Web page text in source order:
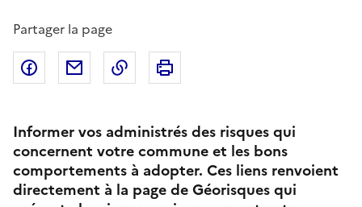
Partager la page
Partager sur Facebook
Partager par emailCopier dans le presse-papier
Informer vos administrés des risques qui
concernent votre commune et les bons
comportements à adopter. Ces liens renvoient
directement à la page de Géorisques qui